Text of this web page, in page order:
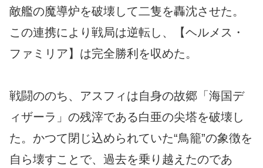
敵艦の魔導炉を破壊して二隻を轟沈させた。
この連携により戦局は逆転し、【ヘルメス・
ファミリア】は完全勝利を収めた。
戦闘ののち、アスフィは自身の故郷「海国デ
ィザーラ」の残滓である白亜の尖塔を破壊し
た。かつて閉じ込められていた“鳥籠”の象徴を
自ら壊すことで、過去を乗り越えたのであ